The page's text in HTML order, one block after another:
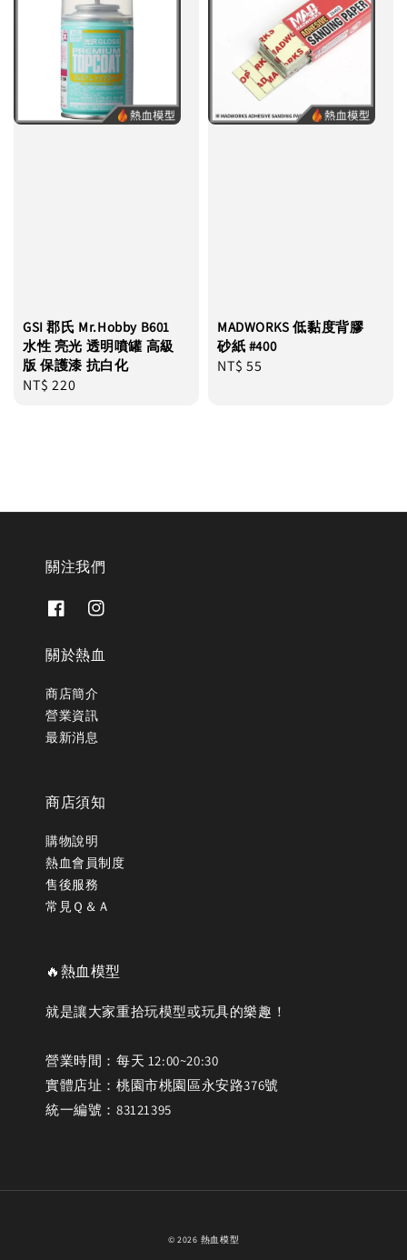
GSI 郡氏 Mr.Hobby B601
水性 亮光 透明噴罐 高級
版 保護漆 抗白化
Regular
NT$ 220
MADWORKS 低黏度背膠
砂紙 #400
Regular
NT$ 55
關注我們
關於熱血
商店簡介
營業資訊
最新消息
商店須知
購物說明
熱血會員制度
售後服務
常見Ｑ＆Ａ
🔥熱血模型
就是讓大家重拾玩模型或玩具的樂趣！
營業時間：每天 12:00~20:30
實體店址：桃園市桃園區永安路376號
統一編號：83121395
© 2026 熱血模型